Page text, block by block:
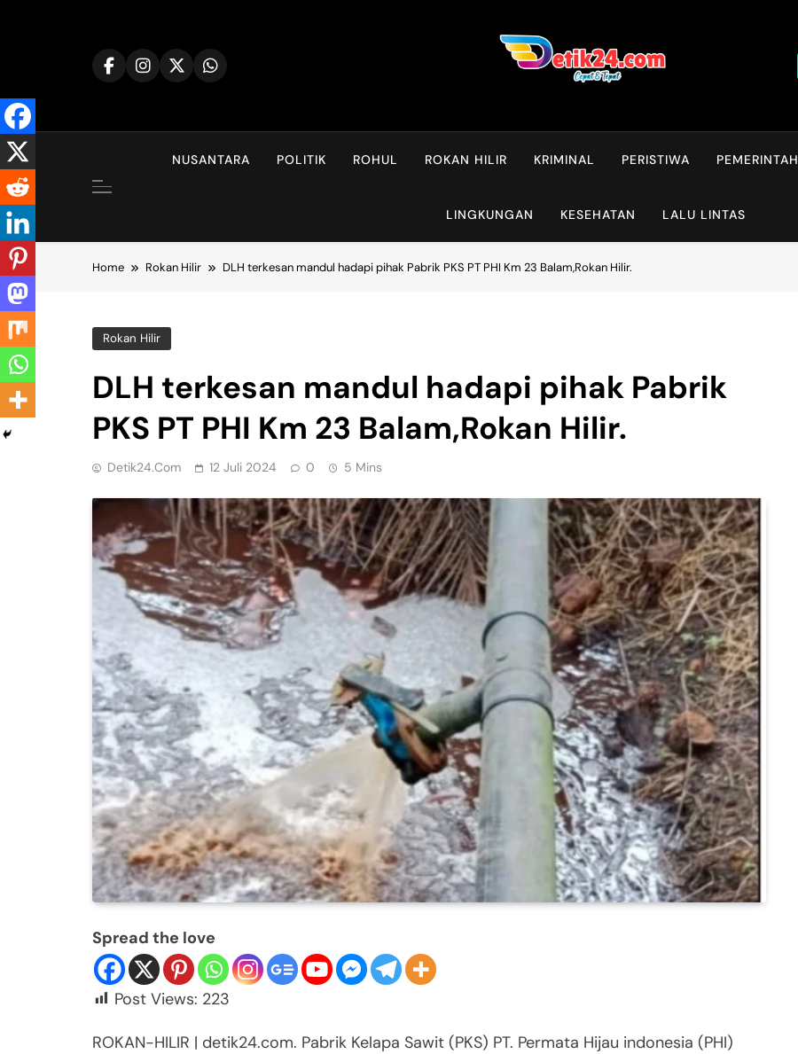
NUSANTARA POLITIK ROHUL ROKAN HILIR KRIMINAL PERISTIWA PEMERINTAH
LINGKUNGAN KESEHATAN LALU LINTAS
Home Rokan Hilir DLH terkesan mandul hadapi pihak Pabrik PKS PT PHI Km 23 Balam,Rokan Hilir.
Rokan Hilir
DLH terkesan mandul hadapi pihak Pabrik
PKS PT PHI Km 23 Balam,Rokan Hilir.
Detik24.com 12 Juli 2024 0 5 Mins
Spread the love
Post Views: 223
ROKAN-HILIR | detik24.com. Pabrik Kelapa Sawit (PKS) PT. Permata Hijau indonesia (PHI)